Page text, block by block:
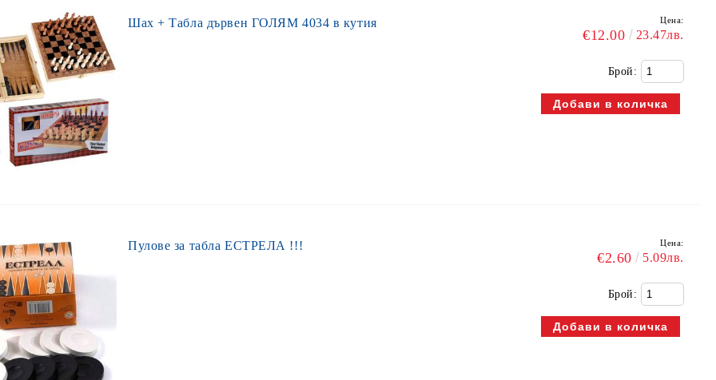
Шах + Табла дървен ГОЛЯМ 4034 в кутия Цена:
€12.00 23.47лв.
Брой:
Пулове за табла ЕСТРЕЛА !!! Цена:
€2.60 5.09лв.
Брой: